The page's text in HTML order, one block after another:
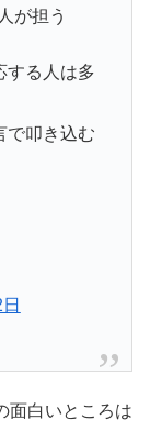
が担う
する人は多
で叩き込む
面白いところは